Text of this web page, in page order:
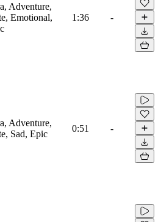
Adventure,
Emotional,
1:36 -
Adventure,
Sad, Epic
0:51 -